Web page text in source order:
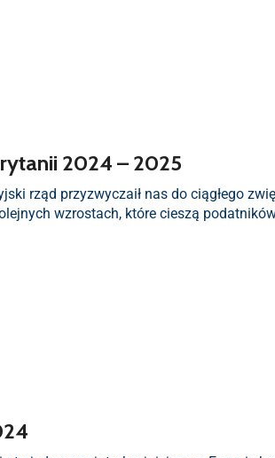
2024 – 2025
rząd przyzwyczaił nas do ciągłego
wzrostach, które cieszą